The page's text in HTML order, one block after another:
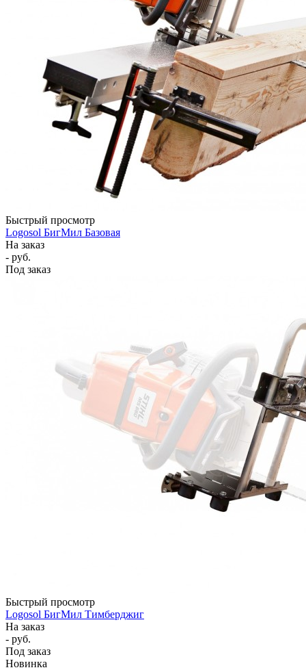
Быстрый просмотр
Logosol БигМил Базовая
На заказ
- руб.
Под заказ
Быстрый просмотр
Logosol БигМил Тимберджиг
На заказ
- руб.
Под заказ
Новинка